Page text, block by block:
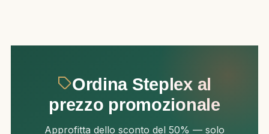
Ordina Steplex al
prezzo promozionale
Approfitta dello sconto del 50% — solo